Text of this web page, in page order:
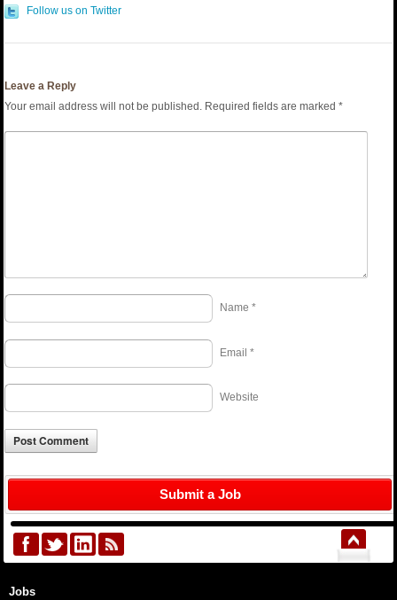
Follow us on Twitter
Leave a Reply
Your email address will not be published. Required fields are marked*
Name *
Email *
Website
Submit a Job
Jobs